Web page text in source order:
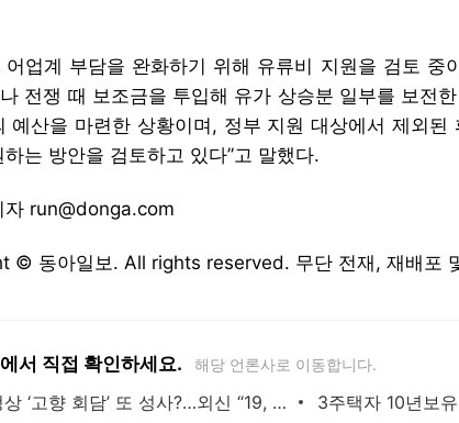
어업계 부담을 완화하기 위해 유류비 지원을 검토 중
전쟁 때 보조금을 투입해 유가 상승분 일부를 보전
예산을 마련한 상황이며, 정부 지원 대상에서 제외된
하는 방안을 검토하고 있다”고 말했다.
자 run@donga.com
© 동아일보. All rights reserved. 무단 전재, 재배포
서 직접 확인하세요. 해당 언론사로 이동합니다.
韓-日정상 ‘고향 회담’ 또 성사?…외신 “19, 20일 안동 조율 중”